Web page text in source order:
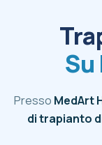
Su
Presso MedArt
di trapianto